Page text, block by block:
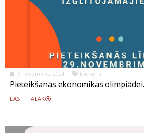
6 novembris, 2024 Jaunumi
Pieteikšanās ekonomikas olimpiādei.
LASĪT TĀLĀK